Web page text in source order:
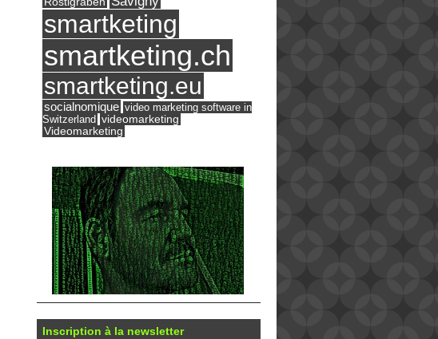
smartketing
smartketing.ch
smartketing.eu
socialnomique video marketing software in
Switzerland videomarketing
Videomarketing
Inscription à la newsletter